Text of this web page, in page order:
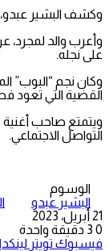
وكشف البشير
وأعرب والد لمجرد،
على نجله.
وكان نجم “البوب”
القضية التي تعود فصولها
ويتمتع صاحب
التواصل الاجتماعي.
الوسوم
البشير عبدو
21 أبريل، 2023
0
دقيقة واحدة
فيسبوك تويتر